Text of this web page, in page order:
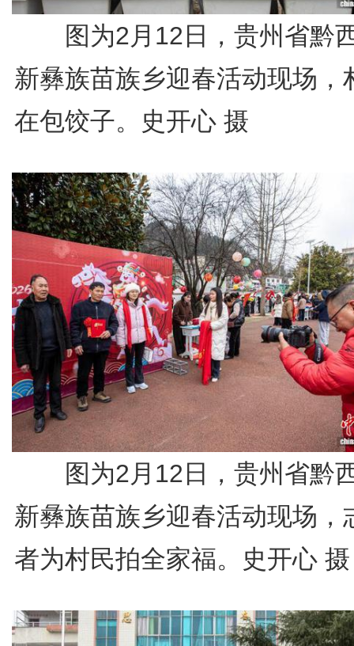
图为2月12日，贵州省黔
新彝族苗族乡迎春活动现场，
在包饺子。史开心 摄
图为2月12日，贵州省黔
新彝族苗族乡迎春活动现场，
者为村民拍全家福。史开心 摄